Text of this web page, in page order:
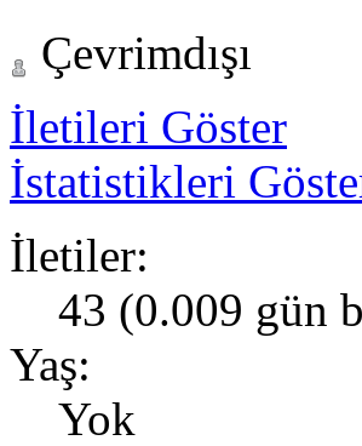
Çevrimdışı
İletileri Göster
İstatistikleri
İletiler:
43 (0.009 gün
Yaş:
Yok